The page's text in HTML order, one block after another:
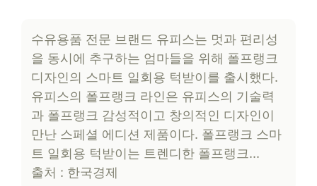
수유용품 전문 브랜드 유피스는 멋과 편리성
을 동시에 추구하는 엄마들을 위해 폴프랭크
디자인의 스마트 일회용 턱받이를 출시했다.
유피스의 폴프랭크 라인은 유피스의 기술력
과 폴프랭크 감성적이고 창의적인 디자인이
만난 스페셜 에디션 제품이다. 폴프랭크 스마
트 일회용 턱받이는 트렌디한 폴프랭크…
출처 : 한국경제